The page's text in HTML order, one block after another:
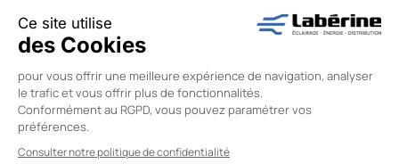
Mentions légales |Politiques de confidentialité
Conditions générales de vente|
Modifier vos préférences en matière de cookies